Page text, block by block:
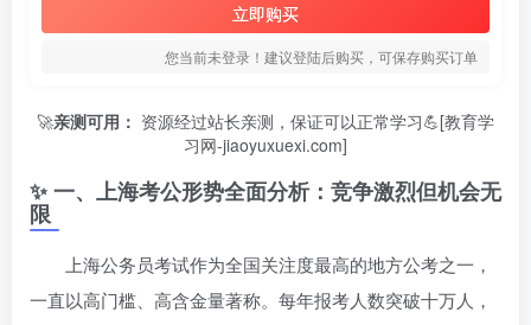
立即购买
您当前未登录！建议登陆后购买，可保存购买订单
🚀亲测可用： 资源经过站长亲测，保证可以正常学习💪[教育学
习网-jiaoyuxuexi.com]
✨ 一、上海考公形势全面分析：竞争激烈但机会无
限
上海公务员考试作为全国关注度最高的地方公考之一，
一直以高门槛、高含金量著称。每年报考人数突破十万人，